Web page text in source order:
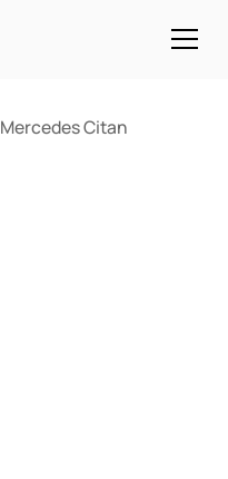
Mercedes Citan